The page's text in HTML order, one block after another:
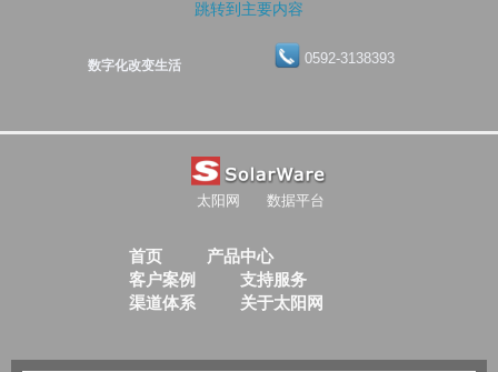
跳转到主要内容
数字化改变生活 0592-3138393
太阳网 数据平台
首页
产品中心
客户案例
支持服务
渠道体系
关于太阳网